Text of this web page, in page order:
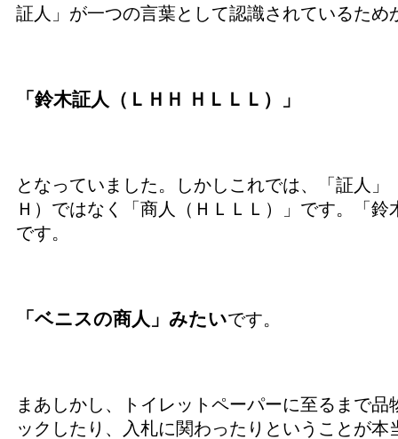
証人」が一つの言葉として認識されているため
「鈴木証人（ＬＨＨ ＨＬＬＬ）」
となっていました。しかしこれでは、「証人」
Ｈ）ではなく「商人（ＨＬＬＬ）」です。「鈴
です。
「ベニスの商人」みたいです。
まあしかし、トイレットペーパーに至るまで品
ックしたり、入札に関わったりということが本